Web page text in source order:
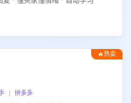
🔥热卖
| 拼多多